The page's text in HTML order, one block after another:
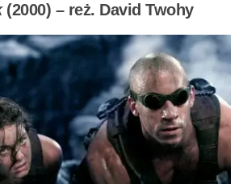
(2000) – reż. David Twohy